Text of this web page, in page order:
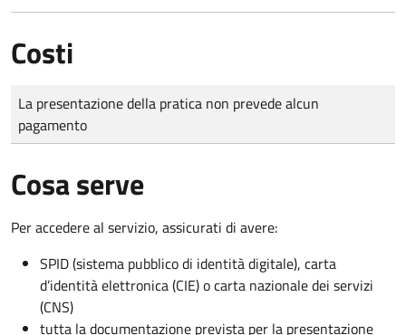
Costi
Tipo di pagamento
Importo
La presentazione della pratica non prevede alcun
pagamento
Cosa serve
Per accedere al servizio, assicurati di avere:
SPID (sistema pubblico di identità digitale), carta
d’identità elettronica (CIE) o carta nazionale dei servizi
(CNS)
tutta la documentazione prevista per la presentazione